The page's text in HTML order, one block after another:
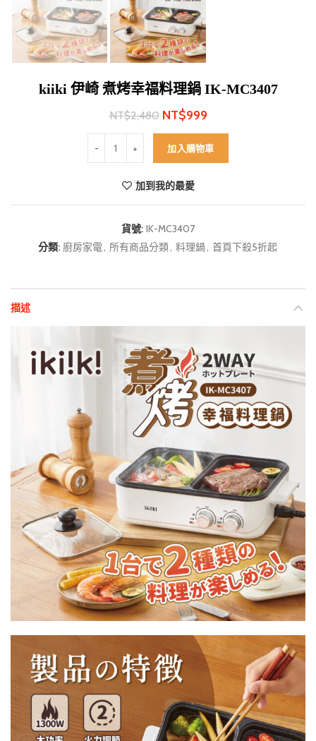
kiiki 伊崎 煮烤幸福料理鍋 IK-MC3407
NT$2,480 NT$999
kiiki 伊崎 煮烤幸福料理鍋 IK-MC3407 數量
加入購物車
加到我的最愛
貨號: IK-MC3407
分類: 廚房家電, 所有商品分類, 料理鍋, 首頁下殺5折起
描述